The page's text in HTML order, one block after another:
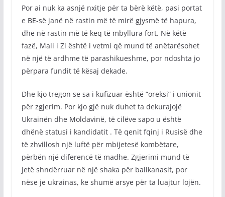
Por ai nuk ka asnjë nxitje për ta bërë këtë, pasi portat
e BE-së janë në rastin më të mirë gjysmë të hapura,
dhe në rastin më të keq të mbyllura fort. Në këtë
fazë, Mali i Zi është i vetmi që mund të anëtarësohet
në një të ardhme të parashikueshme, por ndoshta jo
përpara fundit të kësaj dekade.
Dhe kjo tregon se sa i kufizuar është “oreksi” i unionit
për zgjerim. Por kjo gjë nuk duhet ta dekurajojë
Ukrainën dhe Moldavinë, të cilëve sapo u është
dhënë statusi i kandidatit . Të qenit fqinj i Rusisë dhe
të zhvillosh një luftë për mbijetesë kombëtare,
përbën një diferencë të madhe. Zgjerimi mund të
jetë shndërruar në një shaka për ballkanasit, por
nëse je ukrainas, ke shumë arsye për ta luajtur lojën.